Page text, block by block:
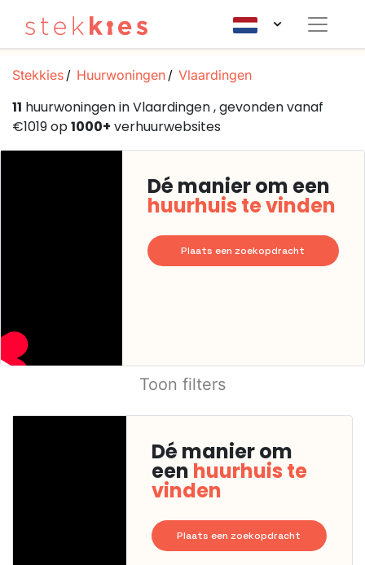
Stekkies Huurwoningen Vlaardingen
11 huurwoningen in Vlaardingen , gevonden vanaf
€1019 op1000+ verhuurwebsites
Dé manier om een
huurhuis te vinden
Plaats een zoekopdracht
Toon filters
Dé manier om
een huurhuis te
vinden
Plaats een zoekopdracht